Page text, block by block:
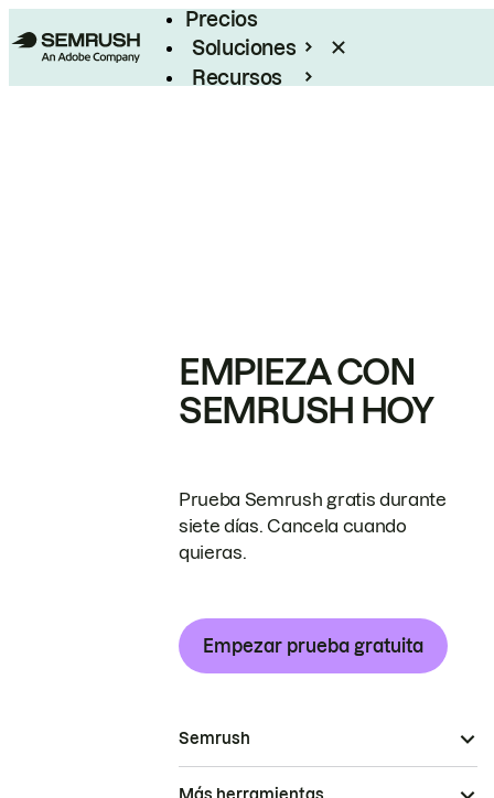
Precios
Soluciones
Recursos
EMPIEZA CON
SEMRUSH HOY
Prueba Semrush gratis durante
siete días. Cancela cuando
quieras.
Empezar prueba gratuita
Semrush